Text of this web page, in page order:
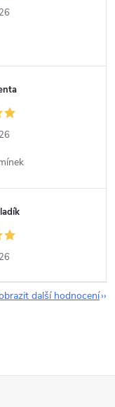
další hodnocení